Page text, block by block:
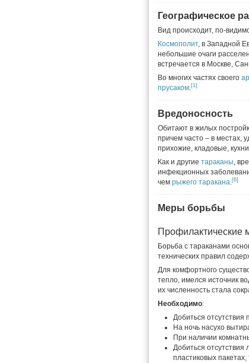
Географическое
Вид происходит, по-
Космополит, в Западной
небольшие очаги
встречается в Москве,
Во многих частях своего
прусаком.[1]
Вредоносность
Обитают в жилых
причем часто – в местах,
прихожие, кладовые,
Как и другие тараканы,
инфекционных
чем рыжего таракана.[6]
Меры борьбы
Профилактические
Борьба с тараканами
технических правил
Для комфортного
тепло, имелся источник
их численность стала
Необходимо:
Добиться отсутствия
На ночь насухо
При наличии
Добиться
пластиковых